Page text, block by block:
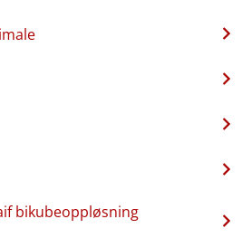
bikubeoppløsning